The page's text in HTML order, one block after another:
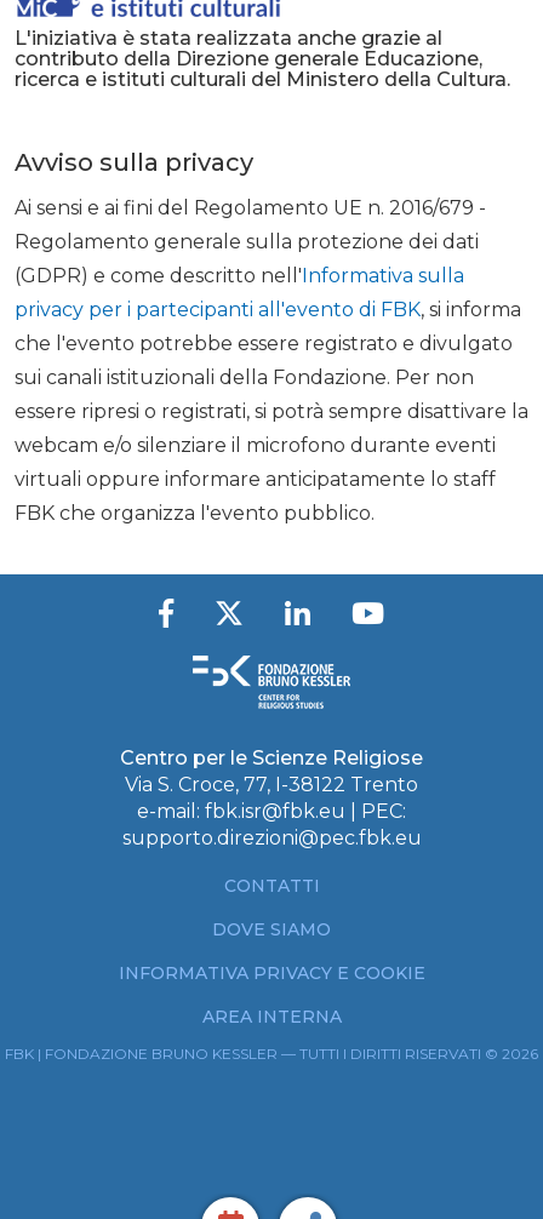
L'iniziativa è stata realizzata anche grazie al
contributo della Direzione generale Educazione,
ricerca e istituti culturali del Ministero della Cultura.
Avviso sulla privacy
Ai sensi e ai fini del Regolamento UE n. 2016/679 -
Regolamento generale sulla protezione dei dati
(GDPR) e come descritto nell'Informativa sulla
privacy per i partecipanti all'evento di FBK, si informa
che l'evento potrebbe essere registrato e divulgato
sui canali istituzionali della Fondazione. Per non
essere ripresi o registrati, si potrà sempre disattivare la
webcam e/o silenziare il microfono durante eventi
virtuali oppure informare anticipatamente lo staff
FBK che organizza l'evento pubblico.
Centro per le Scienze Religiose
Via S. Croce, 77, I-38122 Trento
e-mail: fbk.isr@fbk.eu
| PEC:
supporto.direzioni@pec.fbk.eu
CONTATTI
DOVE SIAMO
INFORMATIVA PRIVACY E COOKIE
AREA INTERNA
FBK | FONDAZIONE BRUNO KESSLER — TUTTI I DIRITTI RISERVATI © 2026